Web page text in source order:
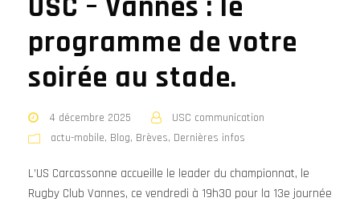
programme de votre
soirée au stade.
4 décembre 2025
USC communication
actu-mobile, Blog, Brèves, Dernières infos
L’US Carcassonne accueille le leader du championnat, le
Rugby Club Vannes, ce vendredi à 19h30 pour la 13e journée